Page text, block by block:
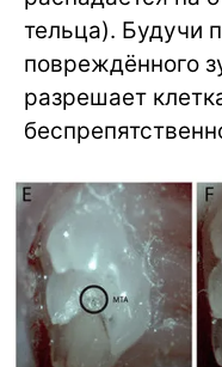
тельца). Будучи
повреждённого
разрешает